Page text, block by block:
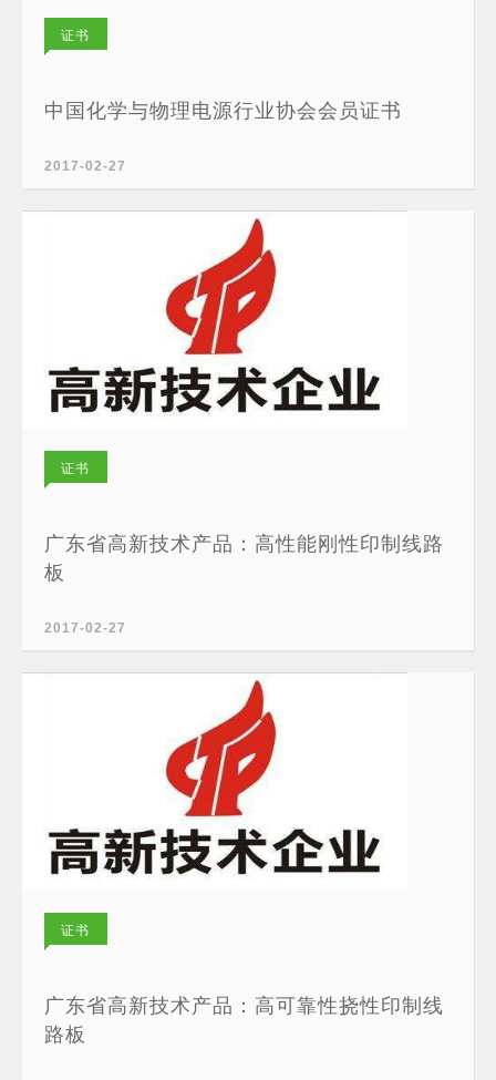
证书
中国化学与物理电源行业协会会员证书
2017-02-27
证书
广东省高新技术产品：高性能刚性印制线路
板
2017-02-27
证书
广东省高新技术产品：高可靠性挠性印制线
路板